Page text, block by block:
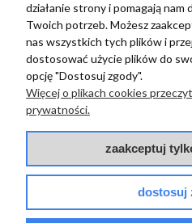
BAZA
PŁATNOŚCI I
działanie strony i pomagają
Twoich potrzeb. Możesz
nas wszystkich tych plików i
dostosować użycie plików do
opcję "Dostosuj zgody".
Więcej o plikach cookies
prywatności.
zaakceptuj
dostosuj